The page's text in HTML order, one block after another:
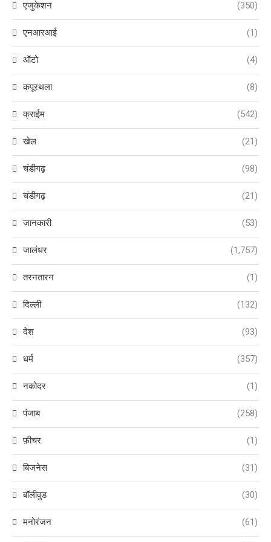
एजुकेशन (350)
एनआरआई (1)
ऑटो (4)
कपूरथला (8)
क्राईम (542)
खेल (21)
चंडीगढ़ (98)
चंडीगढ़ (21)
जानकारी (53)
जालंधर (1,757)
तरनतारन (1)
दिल्ली (132)
देश (93)
धर्म (357)
नकोदर (1)
पंजाब (258)
फ़ीचर (1)
बिजनेस (31)
बॉलीवुड (30)
मनोरंजन (61)